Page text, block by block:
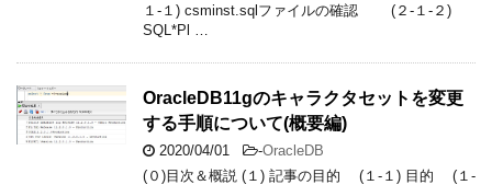
１-１) csminst.sqlファイルの確認 (２-１-２)
SQL*Pl …
OracleDB11gのキャラクタセットを変更
する手順について(概要編)
2020/04/01 -OracleDB
(０)目次＆概説 (１) 記事の目的 (１-１) 目的 (１-